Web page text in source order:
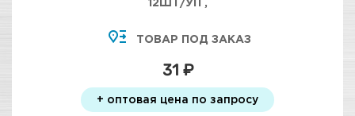
ТОВАР ПОД ЗАКАЗ
31 ₽
+ оптовая цена по запросу